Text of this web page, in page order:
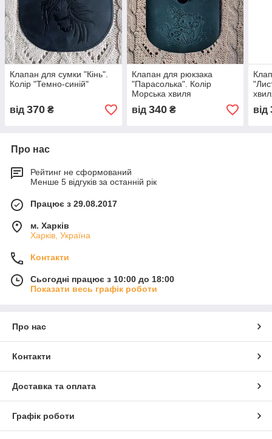
Клапан для сумки "Кiнь".
Колір "Темно-синій"
від 370 ₴
Клапан для рюкзака
"Парасолька". Колір
Морська хвиля
від 340₴ від
Про нас
Рейтинг не сформований
Менше 5 відгуків за останній рік
Працює з 29.08.2017
м. Харків
Харків, Україна
Контакти
Сьогодні працює з 10:00 до 18:00
Показати весь графік роботи
Про нас
Контакти
Доставка та оплата
Графік роботи